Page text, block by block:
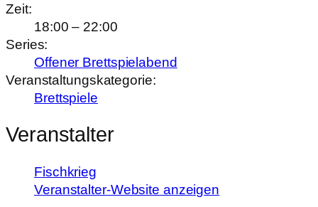
Zeit:
18:00 – 22:00
Series:
Offener Brettspielabend
Veranstaltungskategorie:
Brettspiele
Veranstalter
Fischkrieg
Veranstalter-Website anzeigen